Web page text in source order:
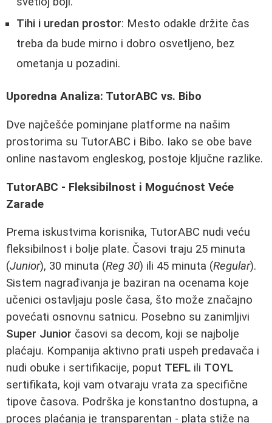
Tihi i uredan prostor: Mesto odakle držite čas
treba da bude mirno i dobro osvetljeno, bez
ometanja u pozadini.
Uporedna Analiza: TutorABC vs. Bibo
Dve najčešće pominjane platforme na našim
prostorima su TutorABC i Bibo. Iako se obe bave
online nastavom engleskog, postoje ključne razlike.
TutorABC - Fleksibilnost i Mogućnost Veće
Zarade
Prema iskustvima korisnika, TutorABC nudi veću
fleksibilnost i bolje plate. Časovi traju 25 minuta
(Junior), 30 minuta (Reg 30) ili 45 minuta (Regular).
Sistem nagrađivanja je baziran na ocenama koje
učenici ostavljaju posle časa, što može značajno
povećati osnovnu satnicu. Posebno su zanimljivi
Super Junior časovi sa decom, koji se najbolje
plaćaju. Kompanija aktivno prati uspeh predavača i
nudi obuke i sertifikacije, poput TEFL ili TOYL
sertifikata, koji vam otvaraju vrata za specifične
tipove časova. Podrška je konstantno dostupna, a
proces plaćanja je transparentan - plata stiže na